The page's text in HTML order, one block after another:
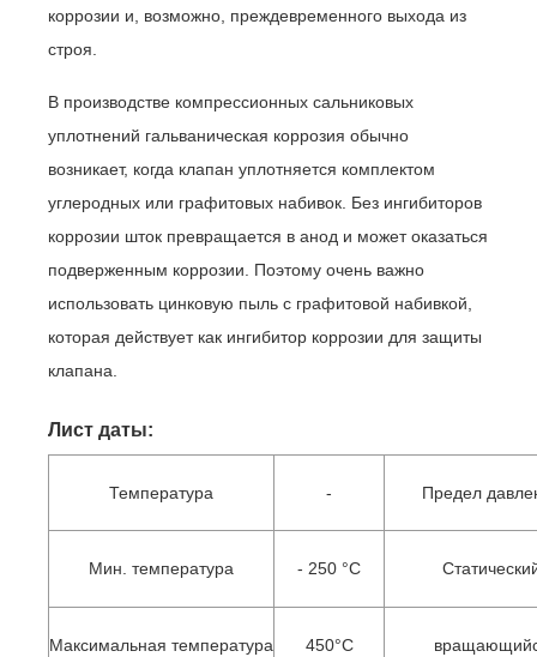
коррозии и, возможно, преждевременного выхода из
строя.
В производстве компрессионных сальниковых
уплотнений гальваническая коррозия обычно
возникает, когда клапан уплотняется комплектом
углеродных или графитовых набивок. Без ингибиторов
коррозии шток превращается в анод и может оказаться
подверженным коррозии. Поэтому очень важно
использовать цинковую пыль с графитовой набивкой,
которая действует как ингибитор коррозии для защиты
клапана.
Лист даты:
Температура - Предел
Мин. температура - 250 °С
Максимальная температура 450°С